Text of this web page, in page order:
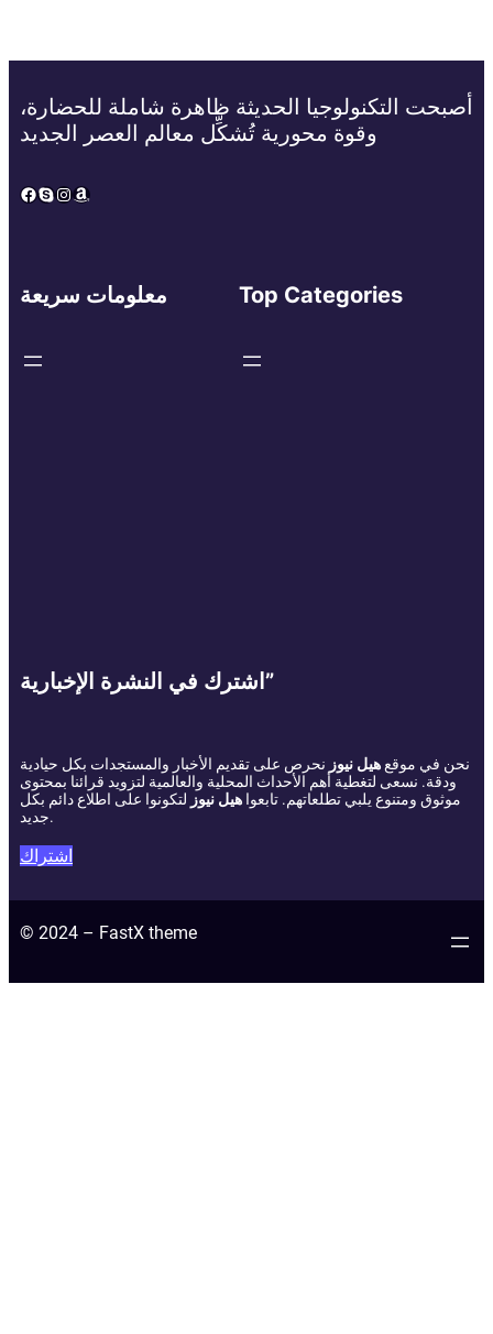
أصبحت التكنولوجيا الحديثة ظاهرة شاملة للحضارة،
وقوة محورية تُشكِّل معالم العصر الجديد
Facebook
Skype
Instagram
Amazon
معلومات سريعة Top Categories
اشترك في النشرة الإخبارية”
نحن في موقعهيل نيوز نحرص على تقديم الأخبار والمستجدات بكل حيادية
ودقة. نسعى لتغطية أهم الأحداث المحلية والعالمية لتزويد قرائنا بمحتوى
موثوق ومتنوع يلبي تطلعاتهم. تابعوا هيل نيوز لتكونوا على اطلاع دائم بكل
جديد.
اشتراك
© 2024 – FastX theme